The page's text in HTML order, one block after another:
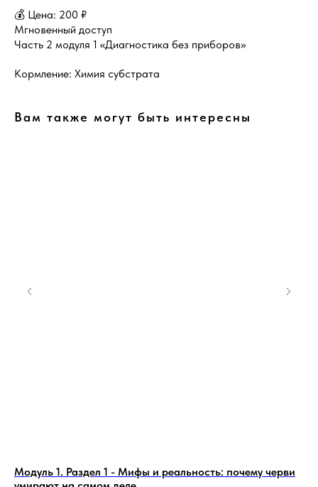
💰 Цена: 200 ₽
Мгновенный доступ
Часть 2 модуля 1 «Диагностика без приборов»
Кормление: Химия субстрата
Вам также могут быть интересны
Модуль 1. Раздел 1 - Мифы и реальность: почему черви